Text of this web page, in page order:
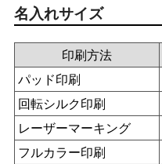
名入れサイズ
印刷方法
パッド印刷
回転シルク印刷
レーザーマーキング
フルカラー印刷